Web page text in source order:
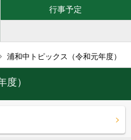
行事予定
浦和中トピックス（令和元年度）
度）